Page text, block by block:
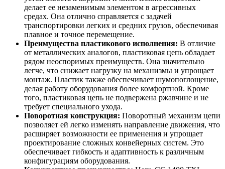
делает ее незаменимым элементом в агрессивных
средах. Она отлично справляется с задачей
транспортировки легких и средних грузов, обеспечивая
плавное и точное перемещение.
Преимущества пластикового исполнения: В отличие
от металлических аналогов, пластиковая цепь обладает
рядом неоспоримых преимуществ. Она значительно
легче, что снижает нагрузку на механизмы и упрощает
монтаж. Пластик также обеспечивает шумопоглощение,
делая работу оборудования более комфортной. Кроме
того, пластиковая цепь не подвержена ржавчине и не
требует специального ухода.
Поворотная конструкция: Поворотный механизм цепи
позволяет ей легко изменять направление движения, что
расширяет возможности ее применения и упрощает
проектирование сложных конвейерных систем. Это
обеспечивает гибкость и адаптивность к различным
конфигурациям оборудования.